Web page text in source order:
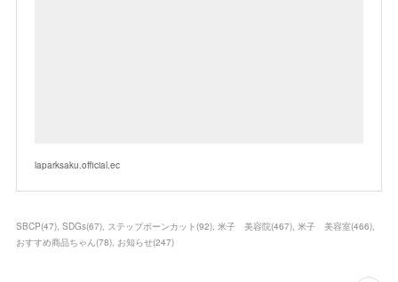
laparksaku.official.ec
SBCP(47) SDGs(67) ステップボーンカット(92) 米子 美容院(467) 米子 美容室(466)
おすすめ商品ちゃん(78) お知らせ(247)